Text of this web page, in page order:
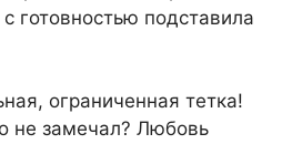
готовностью подставила
ограниченная тетка!
не замечал? Любовь